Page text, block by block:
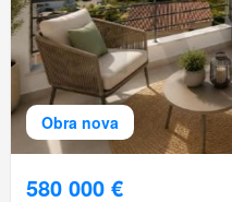
Obra nova
580 000 €